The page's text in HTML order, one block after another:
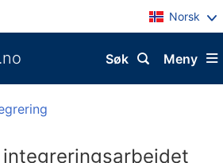
Norsk
Meny
Søk